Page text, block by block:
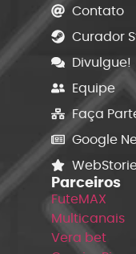
Contato
Curador
Divulgue!
Equipe
Faça
Google
Parceiros
FuteMAX
Multicanais
Vera bet